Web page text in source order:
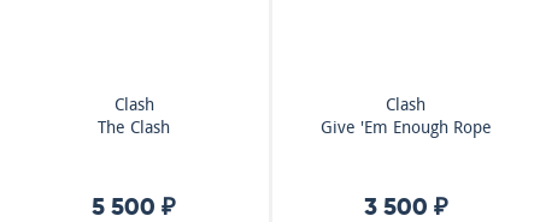
Clash
The Clash
5 500 ₽
Clash
Give 'Em Enough Rope
3 500 ₽